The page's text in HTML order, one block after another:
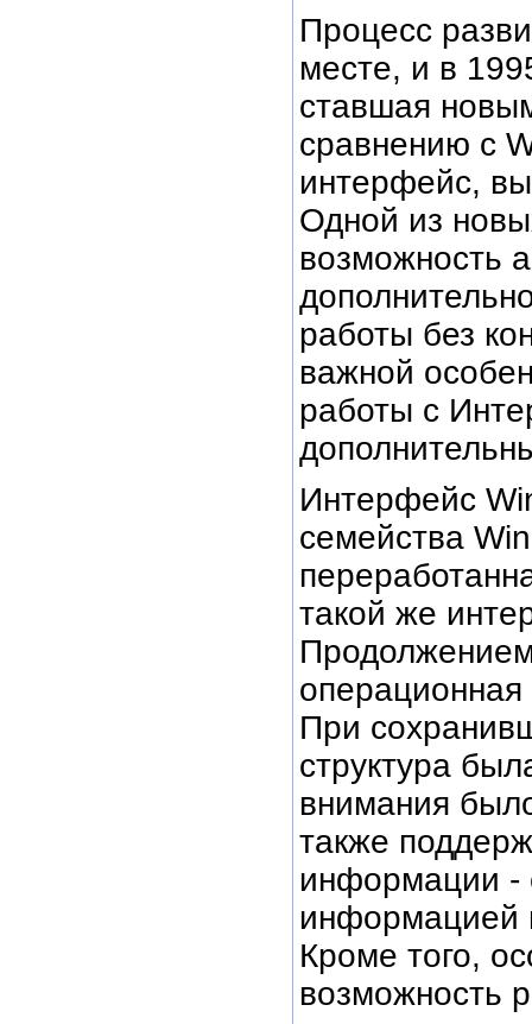
Процесс
месте, и в
ставшая
сравнению с
интерфейс,
Одной из
возможность
работы без
важной
работы с
Интерфейс
семейства
такой же
операционная
При
структура
внимания
также
информации -
информацией
Кроме того,
возможность